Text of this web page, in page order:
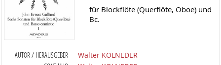
für Blockflöte (Querflöte, Oboe) und
Bc.
AUTOR / HERAUSGEBER
Walter KOLNEDER